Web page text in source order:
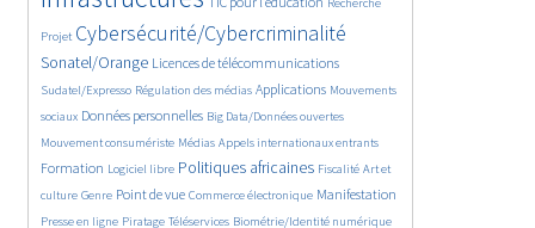
Projet
3564/5650Cybersécurité/Cybercriminalité
2319/5650
Sonatel/Orange
1626/5650 Licences de télécommunications
279/5650
Sudatel/Expresso
1033/5650 Régulation des médias
1520/5650 Applications
1151/5650
Mouvements
sociaux
1660/5650Données personnelles
140/5650 Big Data/Données ouvertes
612/5650
Mouvement consumériste
375/5650 Médias
670/5650 Appels internationaux entrants
1731/5650
Formation
94/5650 Logiciel libre
2415/5650 Politiques africaines
1070/5650 Fiscalité
173/5650
Art et
culture
586/5650
Genre
1842/5650 Point de vue
1040/5650 Commerce électronique
1519/5650 Manifestation
334/5650
Presse en ligne
127/5650 Piratage
204/5650 Téléservices
1170/5650 Biométrie/Identité numérique
360/5650